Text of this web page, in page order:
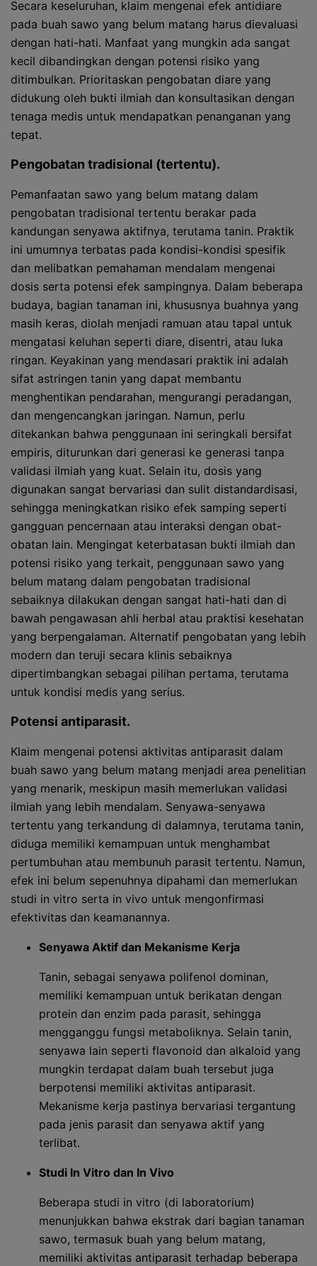
Secara keseluruhan, klaim mengenai efek antidiare
pada buah sawo yang belum matang harus dievaluasi
dengan hati-hati. Manfaat yang mungkin ada sangat
kecil dibandingkan dengan potensi risiko yang
ditimbulkan. Prioritaskan pengobatan diare yang
didukung oleh bukti ilmiah dan konsultasikan dengan
tenaga medis untuk mendapatkan penanganan yang
tepat.
Pengobatan tradisional (tertentu).
Pemanfaatan sawo yang belum matang dalam
pengobatan tradisional tertentu berakar pada
kandungan senyawa aktifnya, terutama tanin. Praktik
ini umumnya terbatas pada kondisi-kondisi spesifik
dan melibatkan pemahaman mendalam mengenai
dosis serta potensi efek sampingnya. Dalam beberapa
budaya, bagian tanaman ini, khususnya buahnya yang
masih keras, diolah menjadi ramuan atau tapal untuk
mengatasi keluhan seperti diare, disentri, atau luka
ringan. Keyakinan yang mendasari praktik ini adalah
sifat astringen tanin yang dapat membantu
menghentikan pendarahan, mengurangi peradangan,
dan mengencangkan jaringan. Namun, perlu
ditekankan bahwa penggunaan ini seringkali bersifat
empiris, diturunkan dari generasi ke generasi tanpa
validasi ilmiah yang kuat. Selain itu, dosis yang
digunakan sangat bervariasi dan sulit distandardisasi,
sehingga meningkatkan risiko efek samping seperti
gangguan pencernaan atau interaksi dengan obat-
obatan lain. Mengingat keterbatasan bukti ilmiah dan
potensi risiko yang terkait, penggunaan sawo yang
belum matang dalam pengobatan tradisional
sebaiknya dilakukan dengan sangat hati-hati dan di
bawah pengawasan ahli herbal atau praktisi kesehatan
yang berpengalaman. Alternatif pengobatan yang lebih
modern dan teruji secara klinis sebaiknya
dipertimbangkan sebagai pilihan pertama, terutama
untuk kondisi medis yang serius.
Potensi antiparasit.
Klaim mengenai potensi aktivitas antiparasit dalam
buah sawo yang belum matang menjadi area penelitian
yang menarik, meskipun masih memerlukan validasi
ilmiah yang lebih mendalam. Senyawa-senyawa
tertentu yang terkandung di dalamnya, terutama tanin,
diduga memiliki kemampuan untuk menghambat
pertumbuhan atau membunuh parasit tertentu. Namun,
efek ini belum sepenuhnya dipahami dan memerlukan
studi in vitro serta in vivo untuk mengonfirmasi
efektivitas dan keamanannya.
Senyawa Aktif dan Mekanisme Kerja
Tanin, sebagai senyawa polifenol dominan,
memiliki kemampuan untuk berikatan dengan
protein dan enzim pada parasit, sehingga
mengganggu fungsi metaboliknya. Selain tanin,
senyawa lain seperti flavonoid dan alkaloid yang
mungkin terdapat dalam buah tersebut juga
berpotensi memiliki aktivitas antiparasit.
Mekanisme kerja pastinya bervariasi tergantung
pada jenis parasit dan senyawa aktif yang
terlibat.
Studi In Vitro dan In Vivo
Beberapa studi in vitro (di laboratorium)
menunjukkan bahwa ekstrak dari bagian tanaman
sawo, termasuk buah yang belum matang,
memiliki aktivitas antiparasit terhadap beberapa